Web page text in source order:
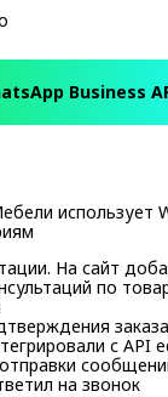
Business
использует
На сайт
по
с API
на звонок